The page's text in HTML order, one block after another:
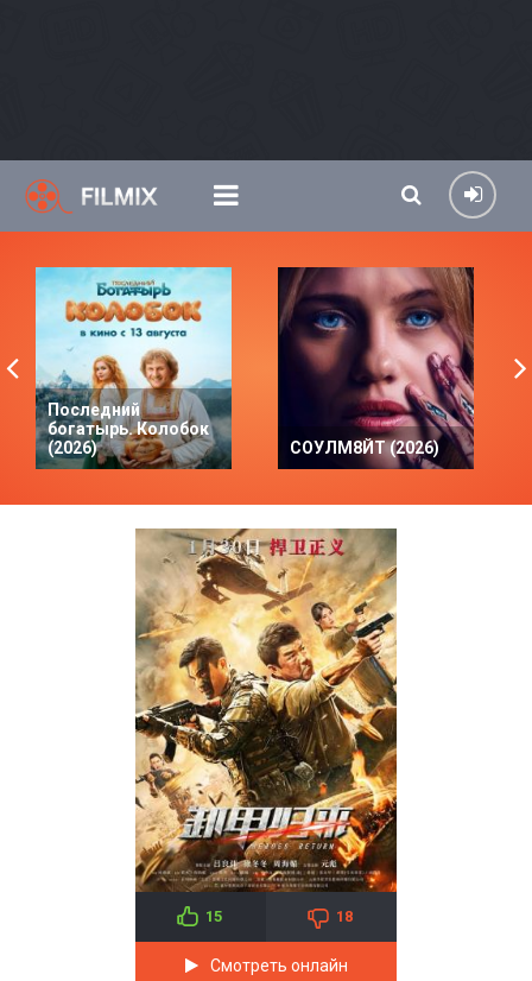
Последний
богатырь. Колобок
(2026)
СОУЛМ8ЙТ (2026)
15 18
Смотреть онлайн